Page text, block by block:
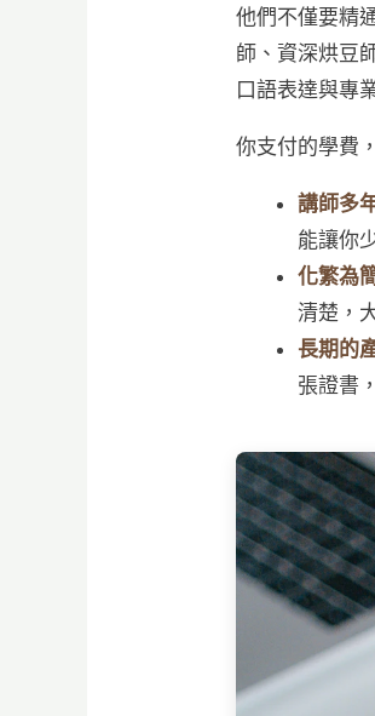
他們不僅要精
師、資深烘豆
口語表達與專
你支付的學費
講師多
能讓你
化繁為
清楚，
長期的
張證書